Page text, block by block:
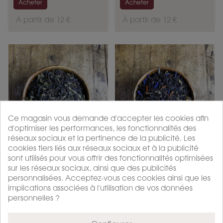
P
À partir de 12 €
Acheter
P
x
À partir de 12 €
Acheter
Le Secret -
Thé Noir
Parfumé
the noir
Acheter
Les
Romantique
S - Thé Noir...
the noir parfume
Acheter
Ce magasin vous demande d'accepter les cookies afin
d'optimiser les performances, les fonctionnalités des
réseaux sociaux et la pertinence de la publicité. Les
cookies tiers liés aux réseaux sociaux et à la publicité
sont utilisés pour vous offrir des fonctionnalités optimisées
sur les réseaux sociaux, ainsi que des publicités
personnalisées. Acceptez-vous ces cookies ainsi que les
implications associées à l'utilisation de vos données
personnelles ?